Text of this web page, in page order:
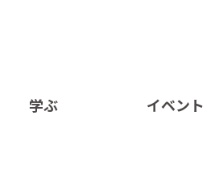
学ぶ イベント